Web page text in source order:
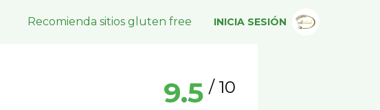
Recomienda sitios gluten free INICIA SESIÓN
9.5 / 10